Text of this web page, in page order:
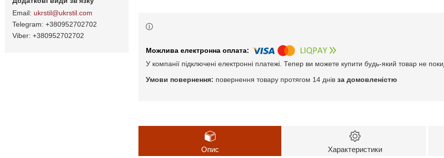
У компанії підключені електронні платежі. Тепер ви можете купити будь-який товар не
повернення товару протягом 14 днів за домовленістю
Опис Характеристики
ukrstil@ukrstil.com
+380952702702
+380952702702